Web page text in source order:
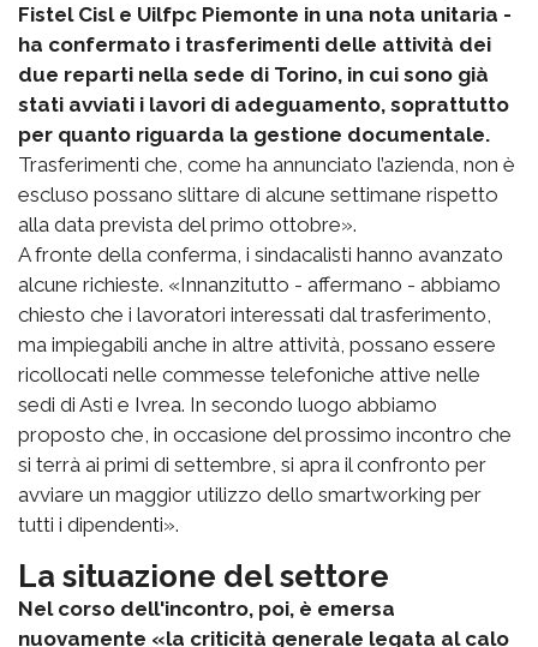
Fistel Cisl e Uilfpc Piemonte in una nota unitaria -
ha confermato i trasferimenti delle attività dei
due reparti nella sede di Torino, in cui sono già
stati avviati i lavori di adeguamento, soprattutto
per quanto riguarda la gestione documentale.
Trasferimenti che, come ha annunciato l’azienda, non è
escluso possano slittare di alcune settimane rispetto
alla data prevista del primo ottobre».
A fronte della conferma, i sindacalisti hanno avanzato
alcune richieste. «Innanzitutto - affermano - abbiamo
chiesto che i lavoratori interessati dal trasferimento,
ma impiegabili anche in altre attività, possano essere
ricollocati nelle commesse telefoniche attive nelle
sedi di Asti e Ivrea. In secondo luogo abbiamo
proposto che, in occasione del prossimo incontro che
si terrà ai primi di settembre, si apra il confronto per
avviare un maggior utilizzo dello smartworking per
tutti i dipendenti».
La situazione del settore
Nel corso dell'incontro, poi, è emersa
nuovamente «la criticità generale legata al calo